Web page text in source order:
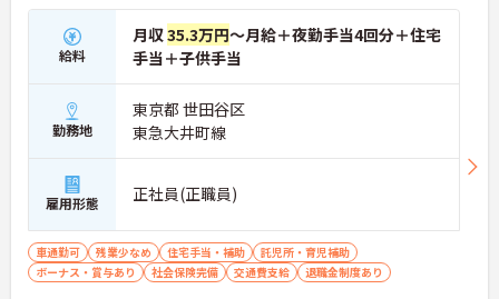
給料
月収35.3万円～月給＋夜勤手当4回分＋住宅
手当＋子供手当
勤務地
東京都 世田谷区
東急大井町線
雇用形態 正社員(正職員)
車通勤可 残業少なめ 住宅手当・補助
託児所・育児補助
ボーナス・賞与あり
社会保険完備 交通費支給 退職金制度あり